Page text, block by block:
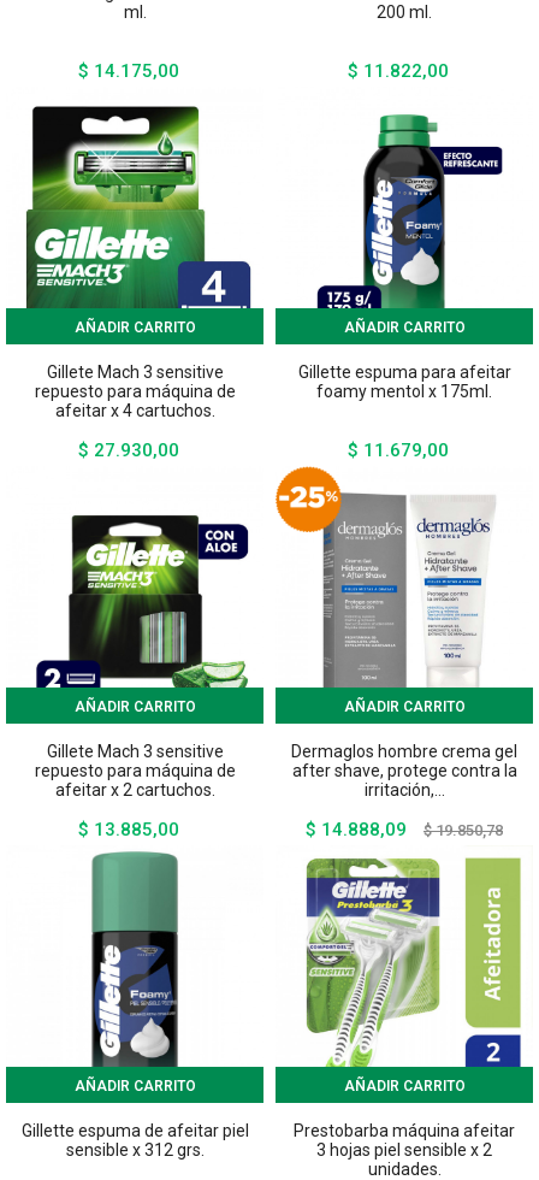
ml.
$ 14.175,00
200 ml.
$ 11.822,00
AÑADIR CARRITO
Gillete Mach 3 sensitive
repuesto para máquina de
afeitar x 4 cartuchos.
$ 27.930,00
AÑADIR CARRITO
Gillette espuma para afeitar
foamy mentol x 175ml.
$ 11.679,00
AÑADIR CARRITO
Gillete Mach 3 sensitive
repuesto para máquina de
afeitar x 2 cartuchos.
$ 13.885,00
AÑADIR CARRITO
Dermaglos hombre crema gel
after shave, protege contra la
irritación,...
$ 14.888,09
Precio
$ 19.850,78
AÑADIR CARRITO
Gillette espuma de afeitar piel
sensible x 312 grs.
AÑADIR CARRITO
Prestobarba máquina afeitar
3 hojas piel sensible x 2
unidades.